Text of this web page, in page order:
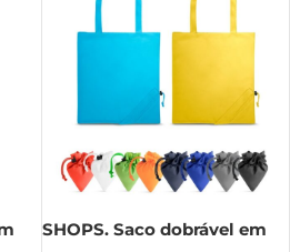
SHOPS. Saco dobrável em